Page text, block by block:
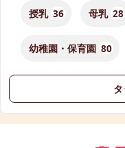
授乳 36 母乳 28
幼稚園・保育園 80